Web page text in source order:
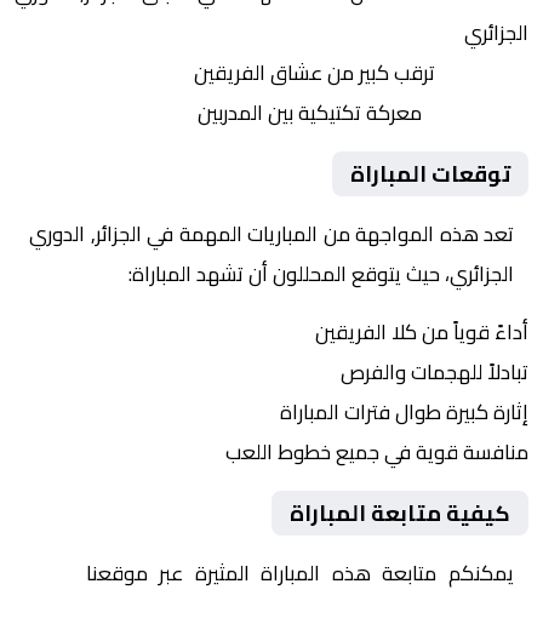
الجزائري
ترقب كبير من عشاق الفريقين
معركة تكتيكية بين المدربين
توقعات المباراة
تعد هذه المواجهة من المباريات المهمة في الجزائر, الدوري
الجزائري، حيث يتوقع المحللون أن تشهد المباراة:
أداءً قوياً من كلا الفريقين
تبادلاً للهجمات والفرص
إثارة كبيرة طوال فترات المباراة
منافسة قوية في جميع خطوط اللعب
كيفية متابعة المباراة
يمكنكم متابعة هذه المباراة المثيرة عبر موقعنا